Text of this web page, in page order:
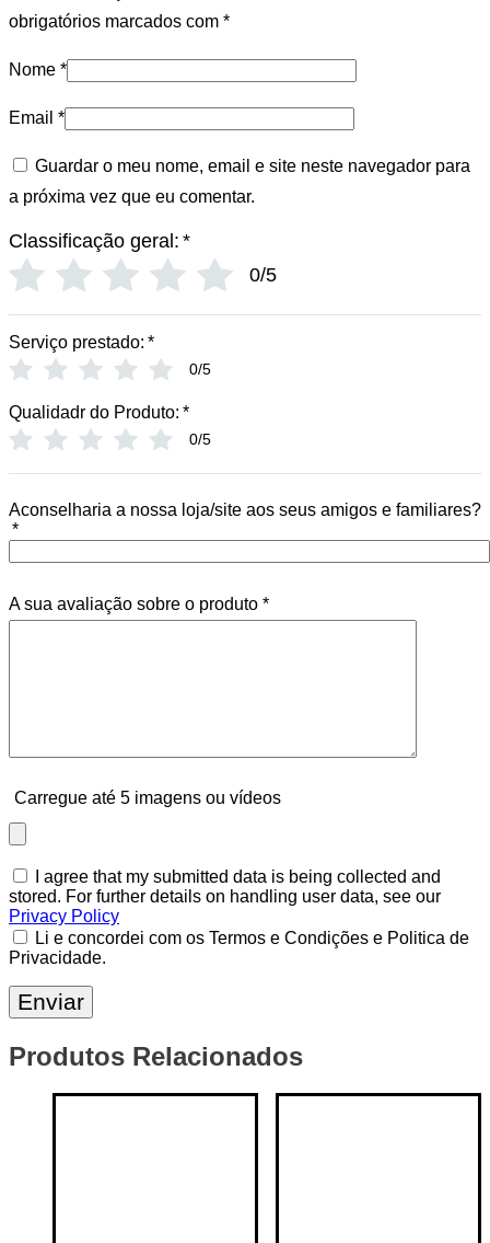
obrigatórios marcados com *
Nome *
Email *
Guardar o meu nome, email e site neste navegador para
a próxima vez que eu comentar.
Classificação geral: *
0/5
Serviço prestado: *
0/5
Qualidadr do Produto: *
0/5
Aconselharia a nossa loja/site aos seus amigos e familiares?
*
A sua avaliação sobre o produto *
Carregue até 5 imagens ou vídeos
I agree that my submitted data is being collected and
stored. For further details on handling user data, see our
Privacy Policy
Li e concordei com os Termos e Condições e Politica de
Privacidade.
Produtos Relacionados